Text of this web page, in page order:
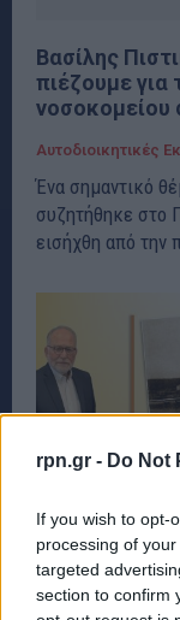
rpn.gr - Do Not
If you wish to opt-
processing of
targeted
section to confirm
Βασίλης
πιέζουμε για
νοσοκομείου
Αυτοδιοικητικές
Ένα σημαντικό
συζητήθηκε στο
εισήχθη από την